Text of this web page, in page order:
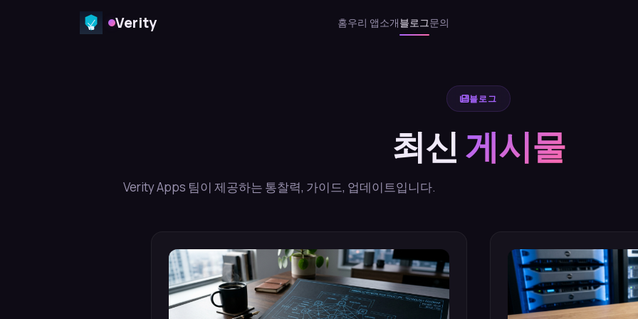
Verity 홈우리 앱소개블로그문의
블로그
최신 게시물
Verity Apps 팀이 제공하는 통찰력, 가이드, 업데이트입니다.